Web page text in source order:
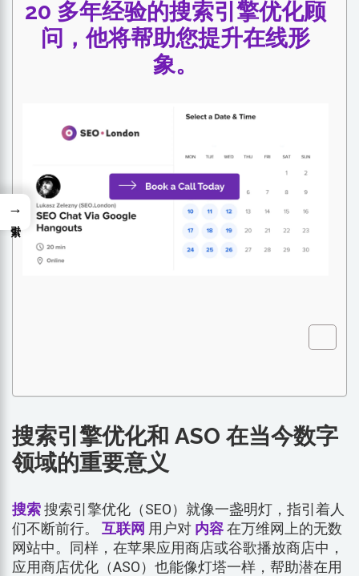
20 多年经验的搜索引擎优化顾
问，他将帮助您提升在线形
象。
搜索引擎优化和 ASO 在当今数字
领域的重要意义
搜索搜索引擎优化（SEO）就像一盏明灯，指引着人
们不断前行。 互联网 用户对 内容在万维网上的无数
网站中。同样，在苹果应用商店或谷歌播放商店中，
应用商店优化（ASO）也能像灯塔一样，帮助潜在用
→